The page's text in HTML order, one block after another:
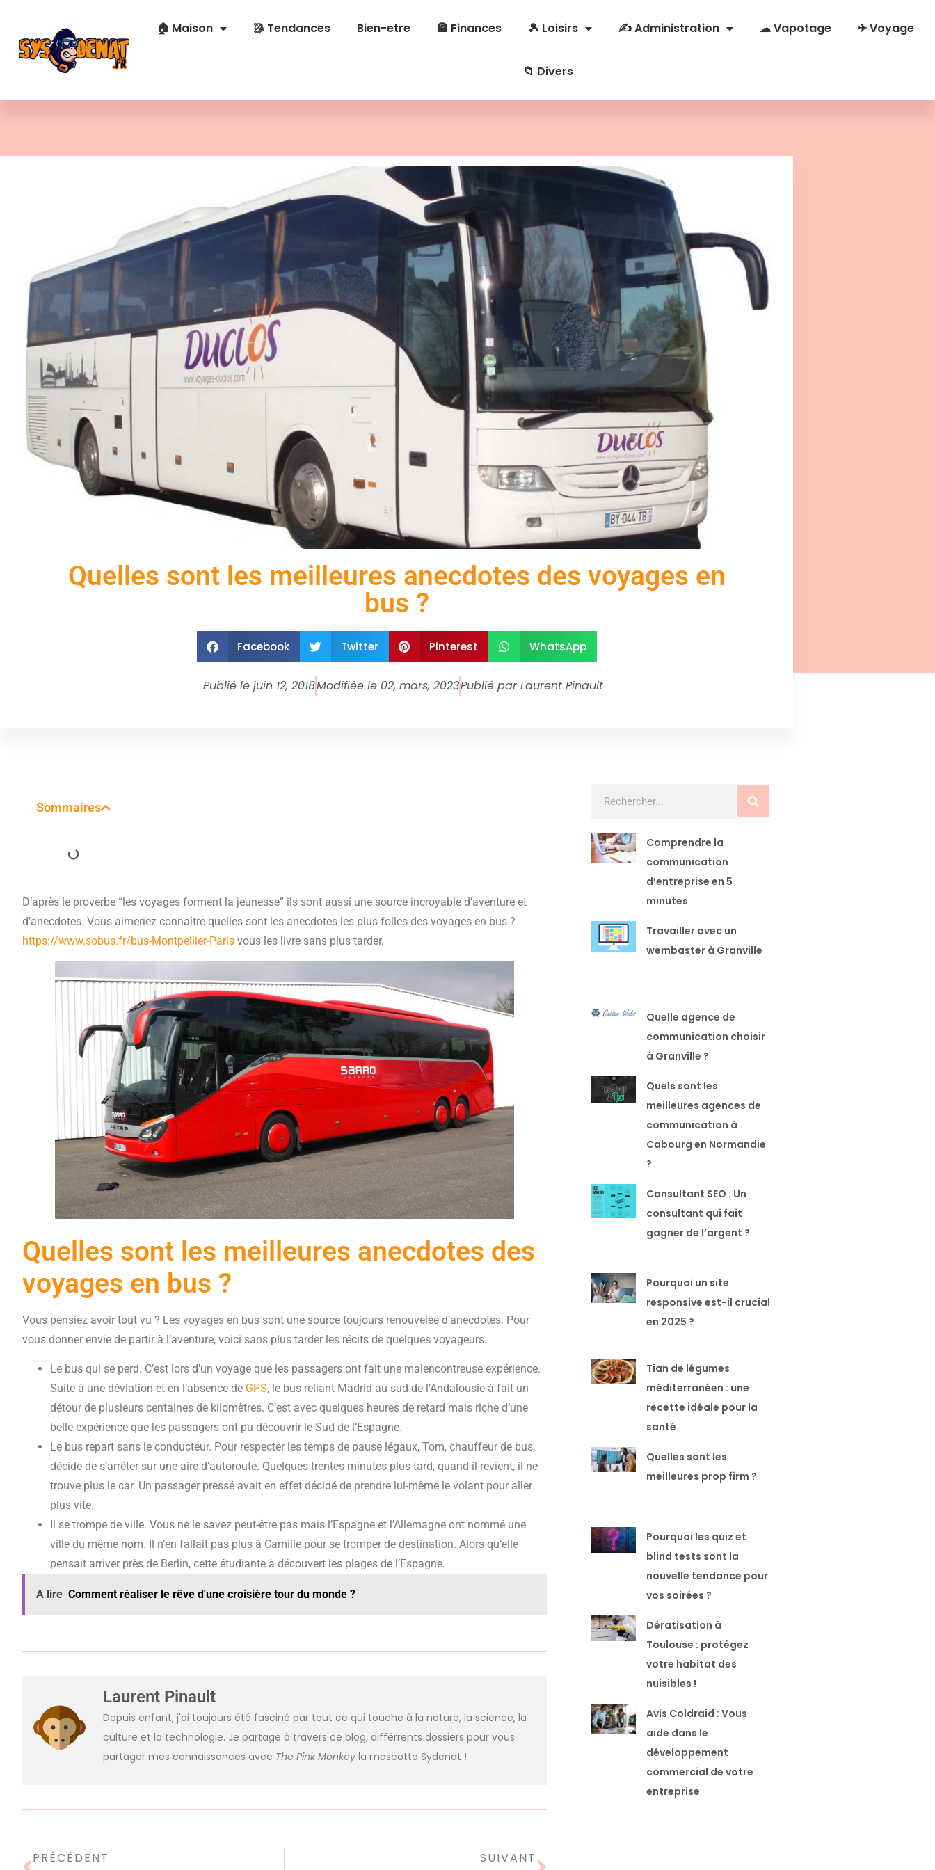
🏠 Maison 🥻 Tendances Bien-etre 🏦 Finances 🎾 Loisirs ✍ Administration ☁ Vapotage ✈ Voyage
📁 Divers
Quelles sont les meilleures anecdotes des voyages en
bus ?
Facebook Twitter Pinterest WhatsApp
Publié le juin 12, 2018Modifiée le 02, mars, 2023Publié parLaurent Pinault
Sommaires
D’après le proverbe “les voyages forment la jeunesse” ils sont aussi une source incroyable d’aventure et
d’anecdotes. Vous aimeriez connaître quelles sont les anecdotes les plus folles des voyages en bus ?
https://www.sobus.fr/bus-Montpellier-Paris vous les livre sans plus tarder.
Quelles sont les meilleures anecdotes des
voyages en bus ?
Vous pensiez avoir tout vu ? Les voyages en bus sont une source toujours renouvelée d’anecdotes. Pour
vous donner envie de partir à l’aventure, voici sans plus tarder les récits de quelques voyageurs.
Le bus qui se perd. C’est lors d’un voyage que les passagers ont fait une malencontreuse expérience.
Suite à une déviation et en l’absence de GPS, le bus reliant Madrid au sud de l’Andalousie à fait un
détour de plusieurs centaines de kilomètres. C’est avec quelques heures de retard mais riche d’une
belle expérience que les passagers ont pu découvrir le Sud de l’Espagne.
Le bus repart sans le conducteur. Pour respecter les temps de pause légaux, Tom, chauffeur de bus,
décide de s’arrêter sur une aire d’autoroute. Quelques trentes minutes plus tard, quand il revient, il ne
trouve plus le car. Un passager pressé avait en effet décidé de prendre lui-même le volant pour aller
plus vite.
Il se trompe de ville. Vous ne le savez peut-être pas mais l’Espagne et l’Allemagne ont nommé une
ville du même nom. Il n’en fallait pas plus à Camille pour se tromper de destination. Alors qu’elle
pensait arriver près de Berlin, cette étudiante à découvert les plages de l’Espagne.
A lire Comment réaliser le rêve d'une croisière tour du monde ?
Laurent Pinault
Depuis enfant, j'ai toujours été fasciné par tout ce qui touche à la nature, la science, la
culture et la technologie. Je partage à travers ce blog, différrents dossiers pour vous
partager mes connaissances avec The Pink Monkey la mascotte Sydenat !
PRÉCÉDENT
SUIVANT
Comprendre la
communication
d’entreprise en 5
minutes
Travailler avec un
wembaster à Granville
Quelle agence de
communication choisir
à Granville ?
Quels sont les
meilleures agences de
communication à
Cabourg en Normandie
?
Consultant SEO : Un
consultant qui fait
gagner de l’argent ?
Pourquoi un site
responsive est-il crucial
en 2025 ?
Tian de légumes
méditerranéen : une
recette idéale pour la
santé
Quelles sont les
meilleures prop firm ?
Pourquoi les quiz et
blind tests sont la
nouvelle tendance pour
vos soirées ?
Dératisation à
Toulouse : protégez
votre habitat des
nuisibles !
Avis Coldraid : Vous
aide dans le
développement
commercial de votre
entreprise